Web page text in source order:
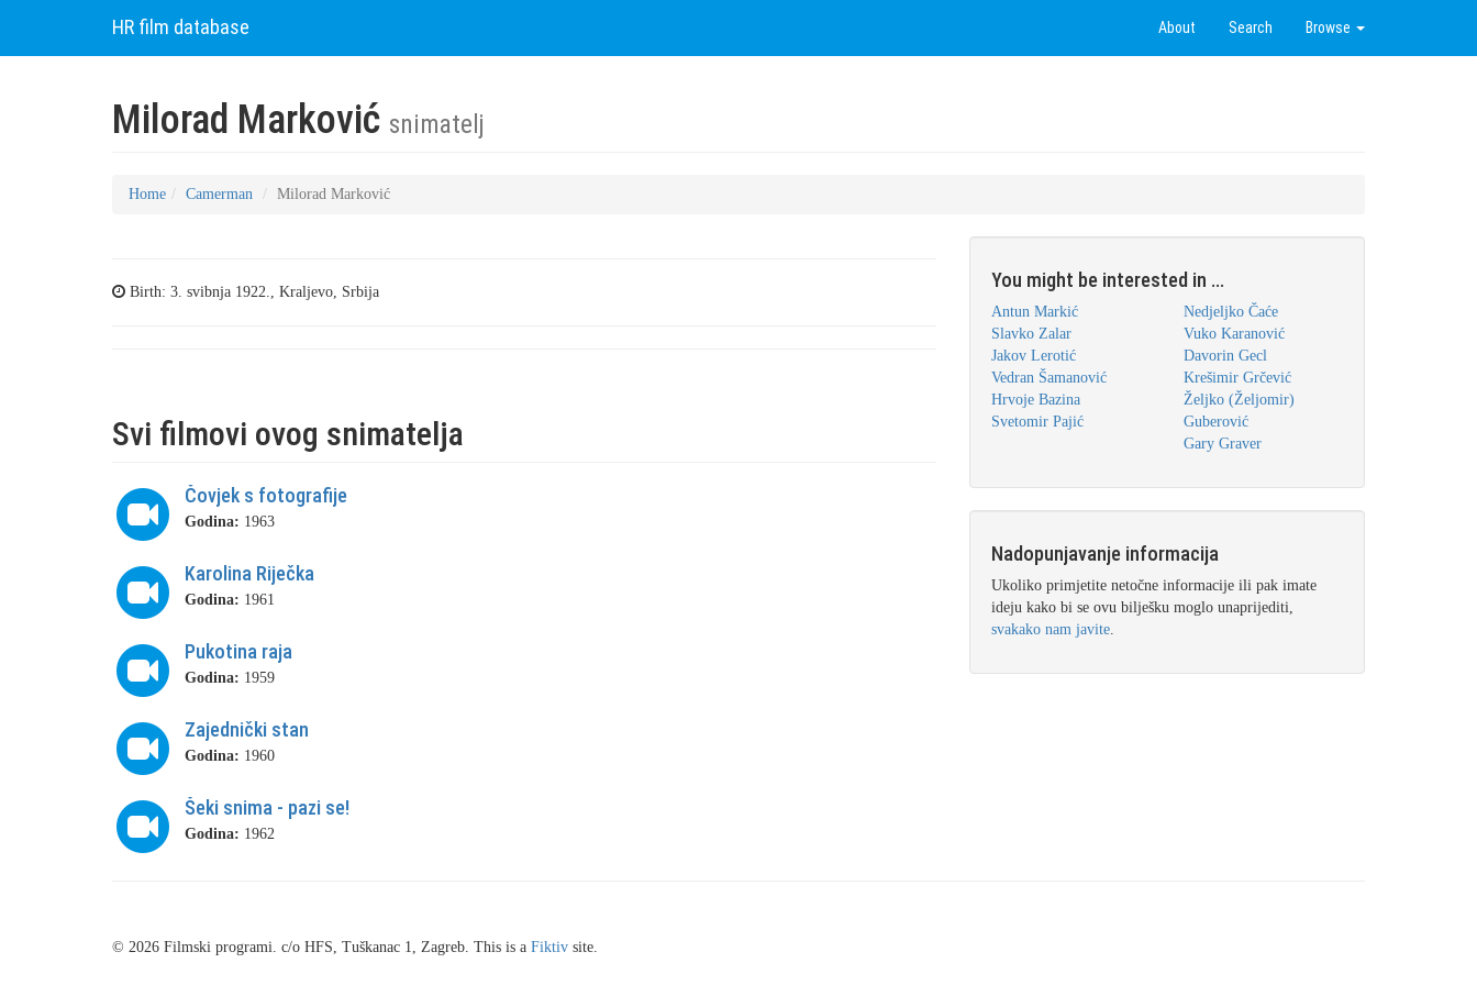
HR film database About Search Browse
Milorad Marković snimatelj
Home Camerman Milorad Marković
Birth: 3. svibnja 1922., Kraljevo, Srbija
Svi filmovi ovog snimatelja
Čovjek s fotografije
Godina: 1963
Karolina Riječka
Godina: 1961
Pukotina raja
Godina: 1959
Zajednički stan
Godina: 1960
Šeki snima - pazi se!
Godina: 1962
You might be interested in ...
Antun Markić
Slavko Zalar
Jakov Lerotić
Vedran Šamanović
Hrvoje Bazina
Svetomir Pajić
Nedjeljko Čaće
Vuko Karanović
Davorin Gecl
Krešimir Grčević
Željko (Željomir)
Guberović
Gary Graver
Nadopunjavanje informacija
Ukoliko primjetite netočne informacije ili pak imate
ideju kako bi se ovu bilješku moglo unaprijediti,
svakako nam javite.
© 2026 Filmski programi. c/o HFS, Tuškanac 1, Zagreb. This is a Fiktiv site.